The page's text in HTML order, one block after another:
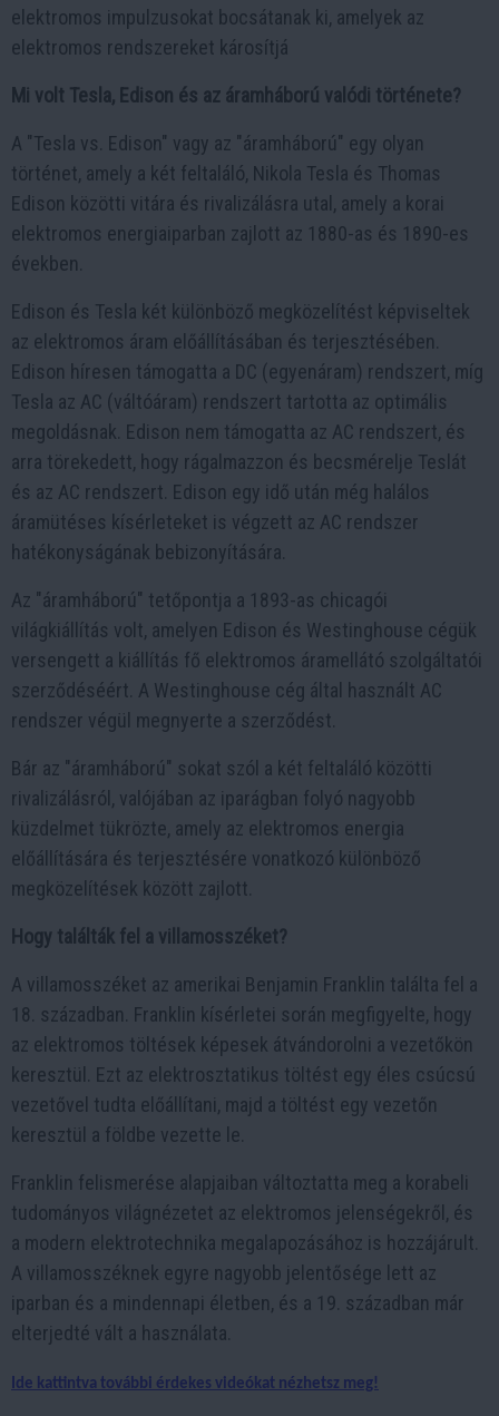
elektromos impulzusokat bocsátanak ki, amelyek az
elektromos rendszereket károsítjá
Mi volt Tesla, Edison és az áramháború valódi története?
A "Tesla vs. Edison" vagy az "áramháború" egy olyan
történet, amely a két feltaláló, Nikola Tesla és Thomas
Edison közötti vitára és rivalizálásra utal, amely a korai
elektromos energiaiparban zajlott az 1880-as és 1890-es
években.
Edison és Tesla két különböző megközelítést képviseltek
az elektromos áram előállításában és terjesztésében.
Edison híresen támogatta a DC (egyenáram) rendszert, míg
Tesla az AC (váltóáram) rendszert tartotta az optimális
megoldásnak. Edison nem támogatta az AC rendszert, és
arra törekedett, hogy rágalmazzon és becsmérelje Teslát
és az AC rendszert. Edison egy idő után még halálos
áramütéses kísérleteket is végzett az AC rendszer
hatékonyságának bebizonyítására.
Az "áramháború" tetőpontja a 1893-as chicagói
világkiállítás volt, amelyen Edison és Westinghouse cégük
versengett a kiállítás fő elektromos áramellátó szolgáltatói
szerződéséért. A Westinghouse cég által használt AC
rendszer végül megnyerte a szerződést.
Bár az "áramháború" sokat szól a két feltaláló közötti
rivalizálásról, valójában az iparágban folyó nagyobb
küzdelmet tükrözte, amely az elektromos energia
előállítására és terjesztésére vonatkozó különböző
megközelítések között zajlott.
Hogy találták fel a villamosszéket?
A villamosszéket az amerikai Benjamin Franklin találta fel a
18. században. Franklin kísérletei során megfigyelte, hogy
az elektromos töltések képesek átvándorolni a vezetőkön
keresztül. Ezt az elektrosztatikus töltést egy éles csúcsú
vezetővel tudta előállítani, majd a töltést egy vezetőn
keresztül a földbe vezette le.
Franklin felismerése alapjaiban változtatta meg a korabeli
tudományos világnézetet az elektromos jelenségekről, és
a modern elektrotechnika megalapozásához is hozzájárult.
A villamosszéknek egyre nagyobb jelentősége lett az
iparban és a mindennapi életben, és a 19. században már
elterjedté vált a használata.
Ide kattintva további érdekes videókat nézhetsz meg!